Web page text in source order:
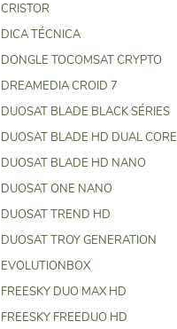
CRISTOR
DICA TÉCNICA
DONGLE TOCOMSAT CRYPTO
DREAMEDIA CROID 7
DUOSAT BLADE BLACK SÉRIES
DUOSAT BLADE HD DUAL CORE
DUOSAT BLADE HD NANO
DUOSAT ONE NANO
DUOSAT TREND HD
DUOSAT TROY GENERATION
EVOLUTIONBOX
FREESKY DUO MAX HD
FREESKY FREEDUO HD